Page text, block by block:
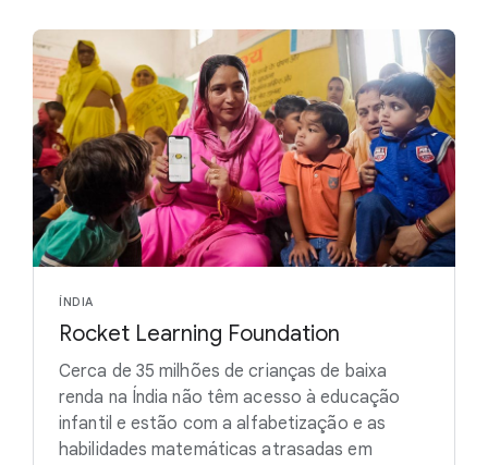
ÍNDIA
Rocket Learning Foundation
Cerca de 35 milhões de crianças de baixa
renda na Índia não têm acesso à educação
infantil e estão com a alfabetização e as
habilidades matemáticas atrasadas em